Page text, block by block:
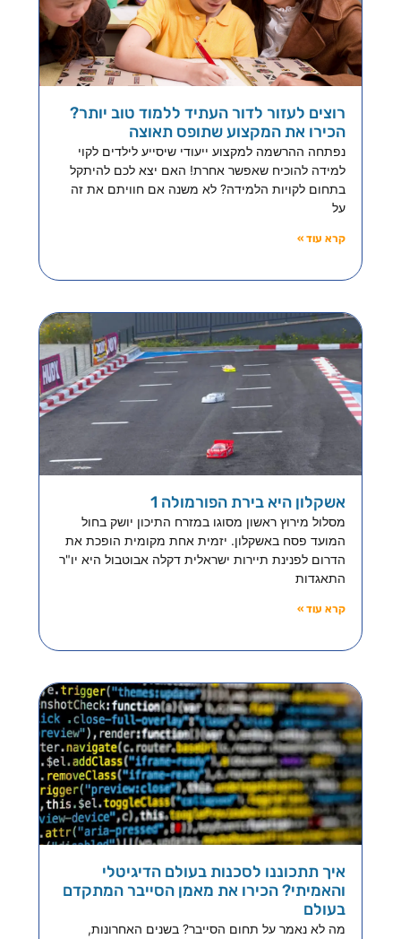
רוצים לעזור לדור העתיד ללמוד טוב יותר?
הכירו את המקצוע שתופס תאוצה
נפתחה ההרשמה למקצוע ייעודי שיסייע לילדים לקוי
למידה להוכיח שאפשר אחרת! האם יצא לכם להיתקל
בתחום לקויות הלמידה? לא משנה אם חוויתם את זה
על
קרא עוד »
אשקלון היא בירת הפורמולה 1
מסלול מירוץ ראשון מסוגו במזרח התיכון יושק בחול
המועד פסח באשקלון. יזמית אחת מקומית הופכת את
הדרום לפנינת תיירות ישראלית דקלה אבוטבול היא יו"ר
התאגדות
קרא עוד »
איך תתכוננו לסכנות בעולם הדיגיטלי
והאמיתי? הכירו את מאמן הסייבר המתקדם
בעולם
מה לא נאמר על תחום הסייבר? בשנים האחרונות,